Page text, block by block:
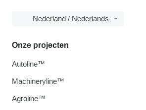
Nederland / Nederlands
Onze projecten
Autoline™
Machineryline™
Agroline™